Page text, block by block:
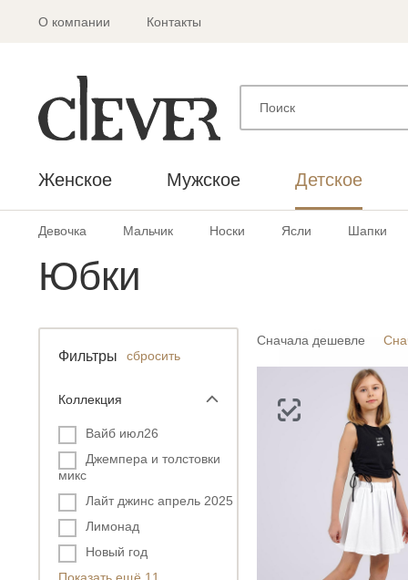
О компании Контакты
Женское Мужское Детское
Девочка Мальчик Носки Ясли Шапки
Юбки
Фильтры сбросить
Коллекция
Вайб июл26
Джемпера и толстовки
микс
Лайт джинс апрель 2025
Лимонад
Новый год
Показать ещё 11
Сначала дешевле